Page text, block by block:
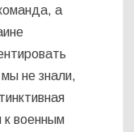
а
не знали,
к военным